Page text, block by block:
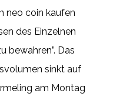
neo coin kaufen
des Einzelnen
bewahren”. Das
sinkt auf
am Montag